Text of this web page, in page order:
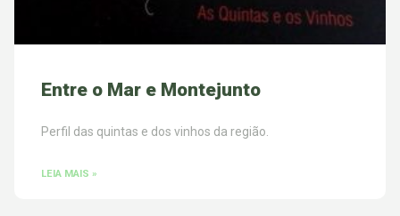
Entre o Mar e Montejunto
Perfil das quintas e dos vinhos da região.
LEIA MAIS »